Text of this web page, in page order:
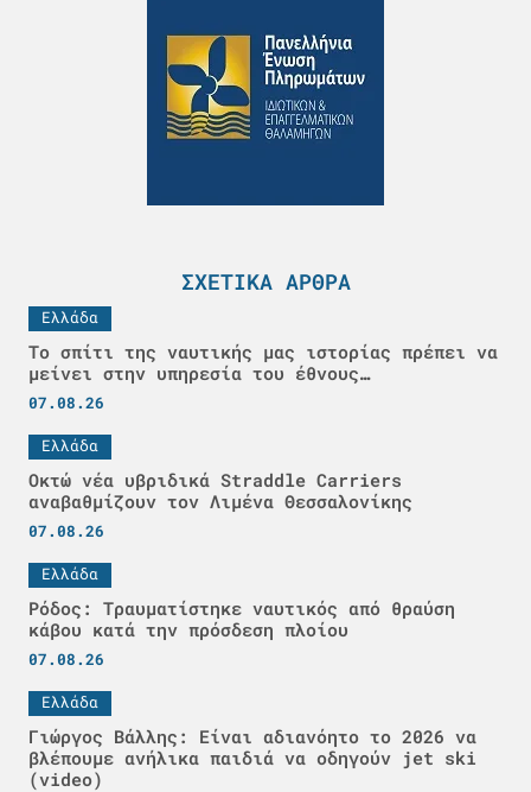
ΣΧΕΤΙΚΆ ΆΡΘΡΑ
Ελλάδα
Το σπίτι της ναυτικής μας ιστορίας πρέπει να
μείνει στην υπηρεσία του έθνους…
07.08.26
Ελλάδα
Οκτώ νέα υβριδικά Straddle Carriers
αναβαθμίζουν τον Λιμένα Θεσσαλονίκης
07.08.26
Ελλάδα
Ρόδος: Τραυματίστηκε ναυτικός από θραύση
κάβου κατά την πρόσδεση πλοίου
07.08.26
Ελλάδα
Γιώργος Βάλλης: Είναι αδιανόητο το 2026 να
βλέπουμε ανήλικα παιδιά να οδηγούν jet ski
(video)